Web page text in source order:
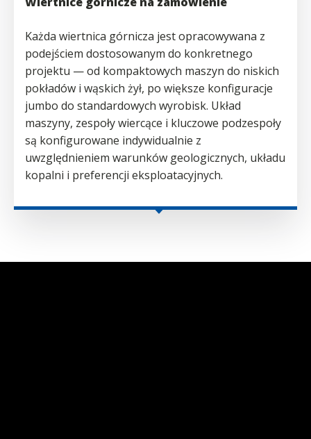
Każda wiertnica górnicza jest opracowywana z
podejściem dostosowanym do konkretnego
projektu — od kompaktowych maszyn do niskich
pokładów i wąskich żył, po większe konfiguracje
jumbo do standardowych wyrobisk. Układ
maszyny, zespoły wiercące i kluczowe podzespoły
są konfigurowane indywidualnie z
uwzględnieniem warunków geologicznych, układu
kopalni i preferencji eksploatacyjnych.